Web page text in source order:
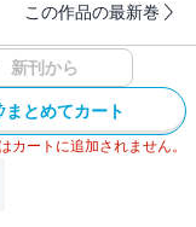
この作品の最新巻
新刊から
まとめてカート
ートに追加されません。